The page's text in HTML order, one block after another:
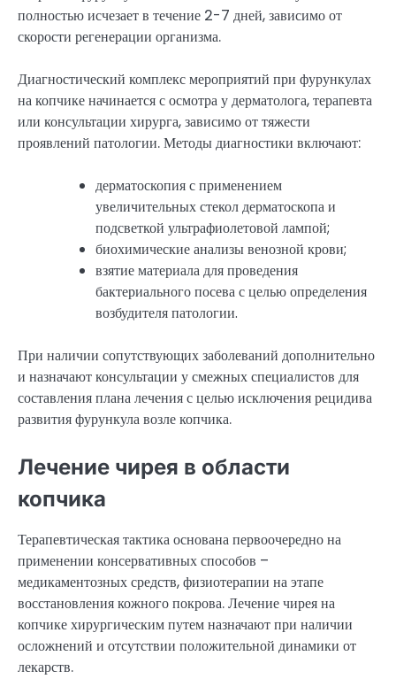
полностью исчезает в течение 2-7 дней, зависимо от
скорости регенерации организма.
Диагностический комплекс мероприятий при фурункулах
на копчике начинается с осмотра у дерматолога, терапевта
или консультации хирурга, зависимо от тяжести
проявлений патологии. Методы диагностики включают:
дерматоскопия с применением
увеличительных стекол дерматоскопа и
подсветкой ультрафиолетовой лампой;
биохимические анализы венозной крови;
взятие материала для проведения
бактериального посева с целью определения
возбудителя патологии.
При наличии сопутствующих заболеваний дополнительно
и назначают консультации у смежных специалистов для
составления плана лечения с целью исключения рецидива
развития фурункула возле копчика.
Лечение чирея в области
копчика
Терапевтическая тактика основана первоочередно на
применении консервативных способов –
медикаментозных средств, физиотерапии на этапе
восстановления кожного покрова. Лечение чирея на
копчике хирургическим путем назначают при наличии
осложнений и отсутствии положительной динамики от
лекарств.